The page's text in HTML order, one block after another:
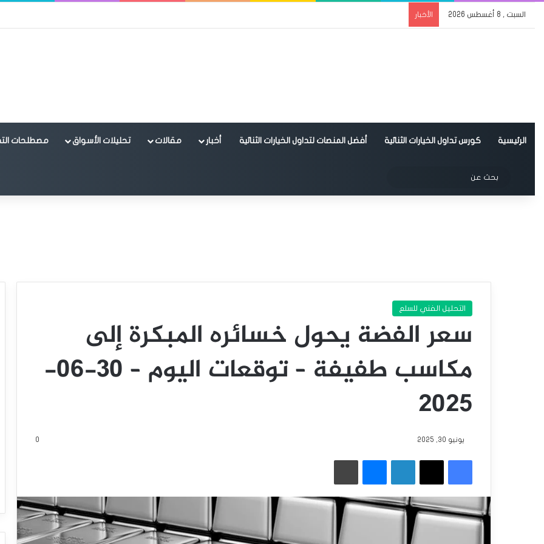
السبت , 8 أغسطس 2026 الأخبار
الرئيسية كورس تداول الخيارات الثنائية أفضل المنصات لتداول الخيارات الثنائية أخبار مقالات تحليلات الأسواق مصطلحات
الوضع المظلم
عن
التحليل الفني للسلع
سعر الفضة يحول خسائره المبكرة إلى
مكاسب طفيفة – توقعات اليوم – 30-06-
2025
يونيو 30, 2025 0
فيسبوك
‫X لينكدإن ماسنجر طباعة